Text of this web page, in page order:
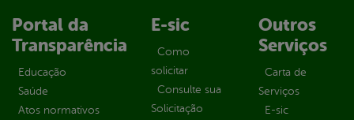
Portal da
Transparência
Educação
Saúde
Atos normativos
E-sic
Como
solicitar
Consulte sua
Solicitação
Outros
Serviços
Carta de
Serviços
E-sic